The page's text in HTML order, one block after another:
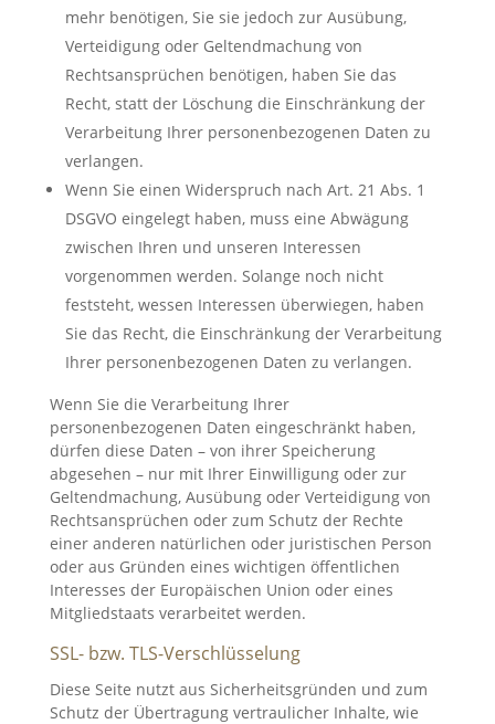
mehr benötigen, Sie sie jedoch zur Ausübung,
Verteidigung oder Geltendmachung von
Rechtsansprüchen benötigen, haben Sie das
Recht, statt der Löschung die Einschränkung der
Verarbeitung Ihrer personenbezogenen Daten zu
verlangen.
Wenn Sie einen Widerspruch nach Art. 21 Abs. 1
DSGVO eingelegt haben, muss eine Abwägung
zwischen Ihren und unseren Interessen
vorgenommen werden. Solange noch nicht
feststeht, wessen Interessen überwiegen, haben
Sie das Recht, die Einschränkung der Verarbeitung
Ihrer personenbezogenen Daten zu verlangen.
Wenn Sie die Verarbeitung Ihrer
personenbezogenen Daten eingeschränkt haben,
dürfen diese Daten – von ihrer Speicherung
abgesehen – nur mit Ihrer Einwilligung oder zur
Geltendmachung, Ausübung oder Verteidigung von
Rechtsansprüchen oder zum Schutz der Rechte
einer anderen natürlichen oder juristischen Person
oder aus Gründen eines wichtigen öffentlichen
Interesses der Europäischen Union oder eines
Mitgliedstaats verarbeitet werden.
SSL- bzw. TLS-Verschlüsselung
Diese Seite nutzt aus Sicherheitsgründen und zum
Schutz der Übertragung vertraulicher Inhalte, wie